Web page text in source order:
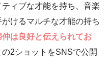
ィブな才能を持ち、音楽
けるマルチな才能の持ち
仲は良好と伝えられてお
の2ショットをSNSで公開